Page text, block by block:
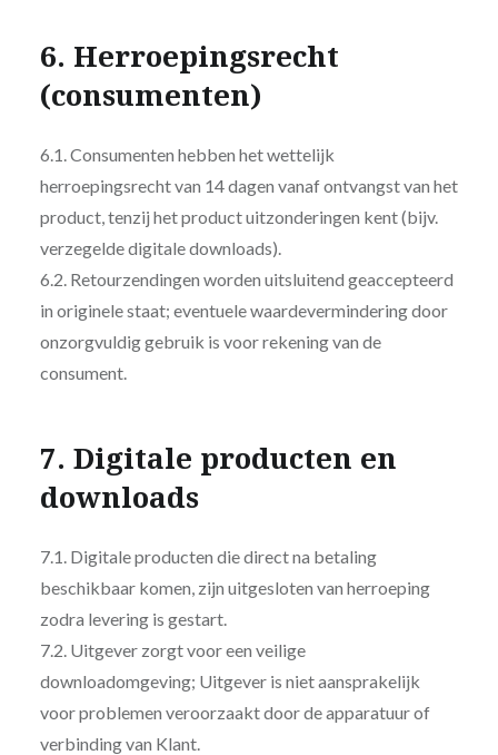
6. Herroepingsrecht
(consumenten)
6.1. Consumenten hebben het wettelijk
herroepingsrecht van 14 dagen vanaf ontvangst van het
product, tenzij het product uitzonderingen kent (bijv.
verzegelde digitale downloads).
6.2. Retourzendingen worden uitsluitend geaccepteerd
in originele staat; eventuele waardevermindering door
onzorgvuldig gebruik is voor rekening van de
consument.
7. Digitale producten en
downloads
7.1. Digitale producten die direct na betaling
beschikbaar komen, zijn uitgesloten van herroeping
zodra levering is gestart.
7.2. Uitgever zorgt voor een veilige
downloadomgeving; Uitgever is niet aansprakelijk
voor problemen veroorzaakt door de apparatuur of
verbinding van Klant.